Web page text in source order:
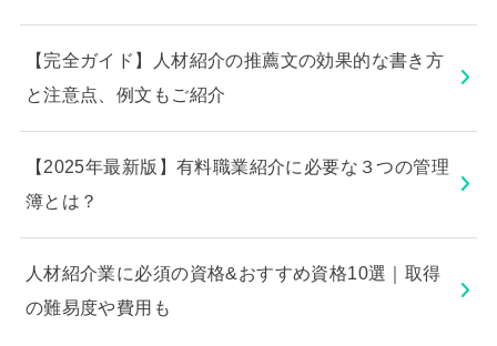
【完全ガイド】人材紹介の推薦文の効果的な書き方
と注意点、例文もご紹介
【2025年最新版】有料職業紹介に必要な３つの管理
簿とは？
人材紹介業に必須の資格&おすすめ資格10選｜取得
の難易度や費用も